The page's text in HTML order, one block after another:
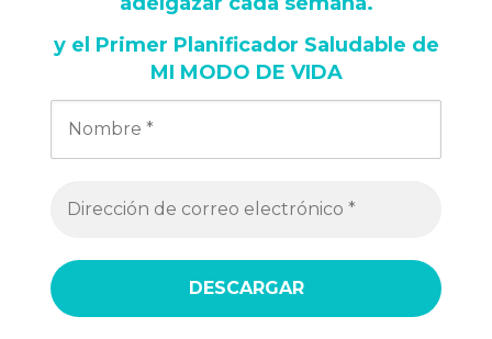
y el Primer Planificador Saludable de
MI MODO DE VIDA